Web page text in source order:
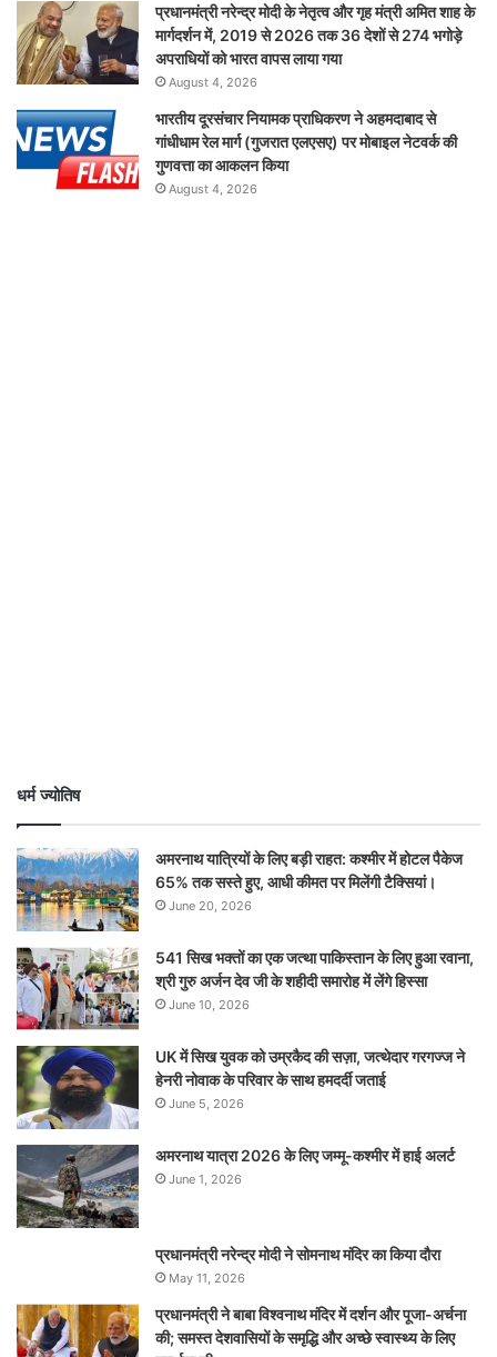
प्रधानमंत्री नरेन्द्र मोदी के नेतृत्व और गृह मंत्री अमित शाह के
मार्गदर्शन में, 2019 से 2026 तक 36 देशों से 274 भगोड़े
अपराधियों को भारत वापस लाया गया
August 4, 2026
भारतीय दूरसंचार नियामक प्राधिकरण ने अहमदाबाद से
गांधीधाम रेल मार्ग (गुजरात एलएसए) पर मोबाइल नेटवर्क की
गुणवत्ता का आकलन किया
August 4, 2026
धर्म ज्योतिष
अमरनाथ यात्रियों के लिए बड़ी राहत: कश्मीर में होटल पैकेज
65% तक सस्ते हुए, आधी कीमत पर मिलेंगी टैक्सियां।
June 20, 2026
541 सिख भक्तों का एक जत्था पाकिस्तान के लिए हुआ रवाना,
श्री गुरु अर्जन देव जी के शहीदी समारोह में लेंगे हिस्सा
June 10, 2026
UK में सिख युवक को उम्रकैद की सज़ा, जत्थेदार गरगज्ज ने
हेनरी नोवाक के परिवार के साथ हमदर्दी जताई
June 5, 2026
अमरनाथ यात्रा 2026 के लिए जम्मू-कश्मीर में हाई अलर्ट
June 1, 2026
प्रधानमंत्री नरेन्‍द्र मोदी ने सोमनाथ मंदिर का किया दौरा
May 11, 2026
प्रधानमंत्री ने बाबा विश्वनाथ मंदिर में दर्शन और पूजा-अर्चना
की; समस्‍त देशवासियों के समृद्धि और अच्छे स्वास्थ्य के लिए